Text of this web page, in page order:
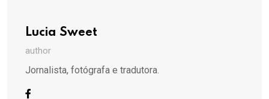
Lucia Sweet
author
Jornalista, fotógrafa e tradutora.